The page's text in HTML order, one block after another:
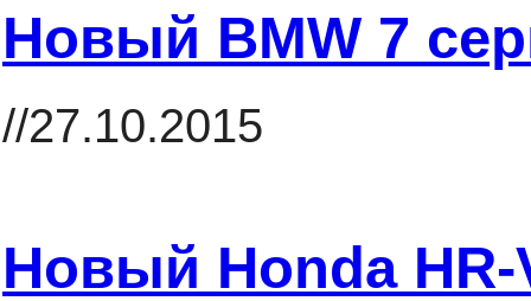
Новый BMW 7
//27.10.2015
Новый Honda HR-